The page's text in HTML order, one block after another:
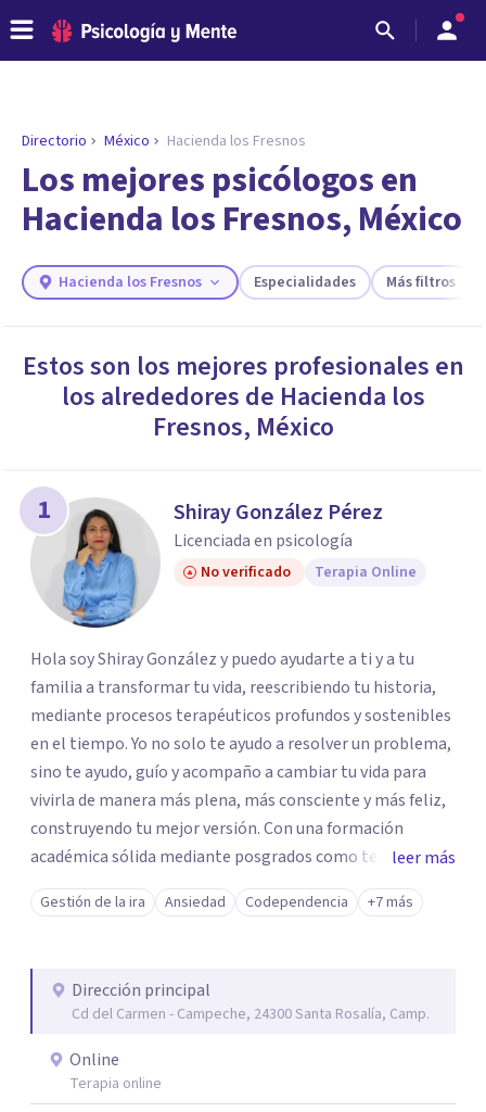
ENCONTRAR MI TERAPEUTA
¿Necesitas ayuda para encontrar el
psicólogo adecuado?
los profesionales que más se ajustan a tus
necesidades.
Responder cuestionario
Directorio México Hacienda los Fresnos
Los mejores psicólogos en
Hacienda los Fresnos, México
Hacienda los Fresnos Especialidades Más filtros
Estos son los mejores profesionales en
los alrededores de Hacienda los
Fresnos, México
1 Shiray González Pérez
Licenciada en psicología
No verificado Terapia Online
Hola soy Shiray González y puedo ayudarte a ti y a tu
familia a transformar tu vida, reescribiendo tu historia,
mediante procesos terapéuticos profundos y sostenibles
en el tiempo. Yo no solo te ayudo a resolver un problema,
sino te ayudo, guío y acompaño a cambiar tu vida para
vivirla de manera más plena, más consciente y más feliz,
construyendo tu mejor versión. Con una formación
académica sólida mediante posgrados como terapeuta
breve, familiar e infantil, así como con respaldo
profesional y experiencia clínica de más de 26 años y
auténtica y comunicación clara y directa para darte
seguridad emocional y una dirección firme de tu proceso
de cambio.
leer más
Gestión de la ira Ansiedad Codependencia +7 más
Dirección principal
Cd del Carmen - Campeche, 24300 Santa Rosalía, Camp.
Online
Terapia online